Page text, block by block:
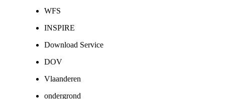
WFS
INSPIRE
Download Service
DOV
Vlaanderen
ondergrond